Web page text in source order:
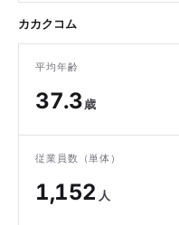
カカクコム
平均年齢
37.3歳
従業員数（単体）
1,152 人